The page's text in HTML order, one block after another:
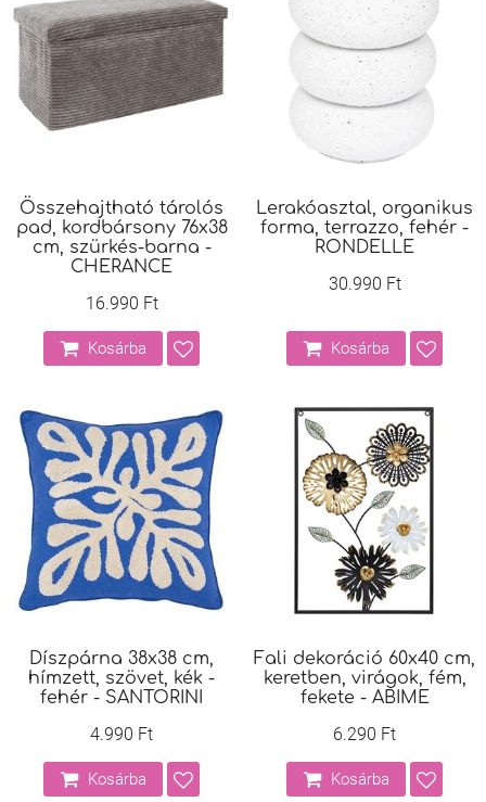
Összehajtható tárolós
pad, kordbársony 76x38
cm, szürkés-barna -
CHERANCE
16.990 Ft
Kosárba
Lerakóasztal, organikus
forma, terrazzo, fehér -
RONDELLE
30.990 Ft
Kosárba
Díszpárna 38x38 cm,
hímzett, szövet, kék -
fehér - SANTORINI
4.990 Ft
Kosárba
Fali dekoráció 60x40 cm,
keretben, virágok, fém,
fekete - ABIME
6.290 Ft
Kosárba